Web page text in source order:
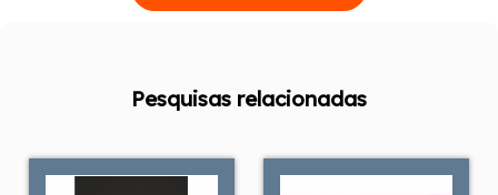
Pesquisas relacionadas